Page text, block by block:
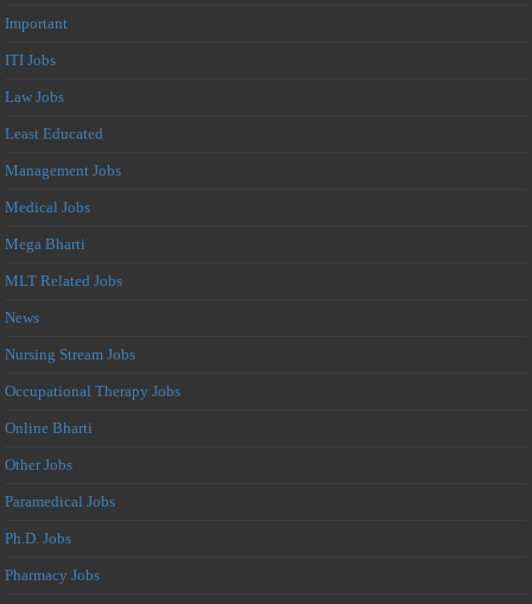
Important
ITI Jobs
Law Jobs
Least Educated
Management Jobs
Medical Jobs
Mega Bharti
MLT Related Jobs
News
Nursing Stream Jobs
Occupational Therapy Jobs
Online Bharti
Other Jobs
Paramedical Jobs
Ph.D. Jobs
Pharmacy Jobs